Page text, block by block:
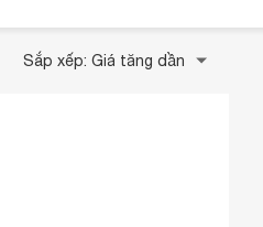
Sắp xếp: Giá tăng dần